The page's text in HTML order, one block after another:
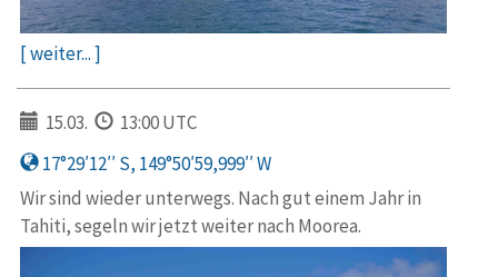
[ weiter... ]
15.03.
13:00 UTC
17°29′12′′ S, 149°50′59,999′′ W
Wir sind wieder unterwegs. Nach gut einem Jahr in
Tahiti, segeln wir jetzt weiter nach Moorea.